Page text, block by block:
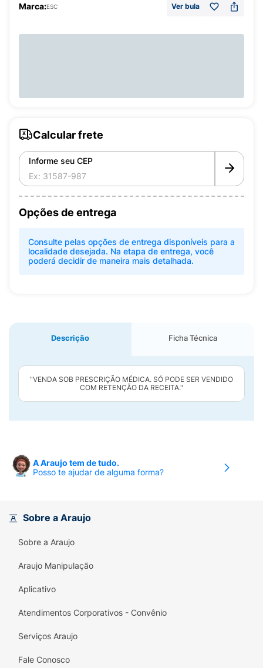
Marca:ESC Ver bula
Calcular frete
Informe seu CEP
Opções de entrega
Consulte pelas opções de entrega disponíveis para a
localidade desejada. Na etapa de entrega, você
poderá decidir de maneira mais detalhada.
Descrição Ficha Técnica
"VENDA SOB PRESCRIÇÃO MÉDICA. SÓ PODE SER VENDIDO
COM RETENÇÃO DA RECEITA."
A Araujo tem de tudo.
Posso te ajudar de alguma forma?
Sobre a Araujo
Sobre a Araujo
Araujo Manipulação
Aplicativo
Atendimentos Corporativos - Convênio
Serviços Araujo
Fale Conosco